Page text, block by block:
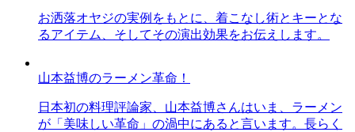
お洒落オヤジの実例をもとに、着こなし術とキーとな
るアイテム、そしてその演出効果をお伝えします。
山本益博のラーメン革命！
日本初の料理評論家、山本益博さんはいま、ラーメン
が「美味しい革命」の渦中にあると言います。長らく